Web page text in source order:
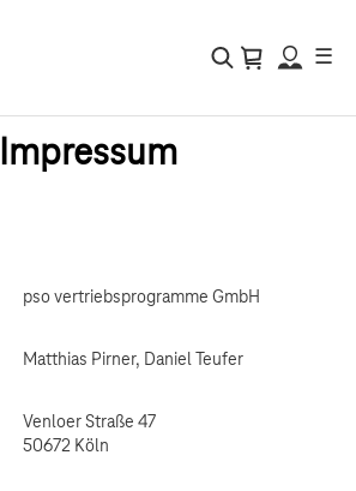
☰
Impressum
pso vertriebsprogramme GmbH
Matthias Pirner, Daniel Teufer
Venloer Straße 47
50672 Köln